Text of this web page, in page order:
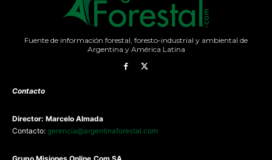
Fuente de información forestal, foresto-industrial y ambiental de
Argentina y América Latina
Contacto
Director: Marcelo Almada
Contacto: gerencia@argentinaforestal.com